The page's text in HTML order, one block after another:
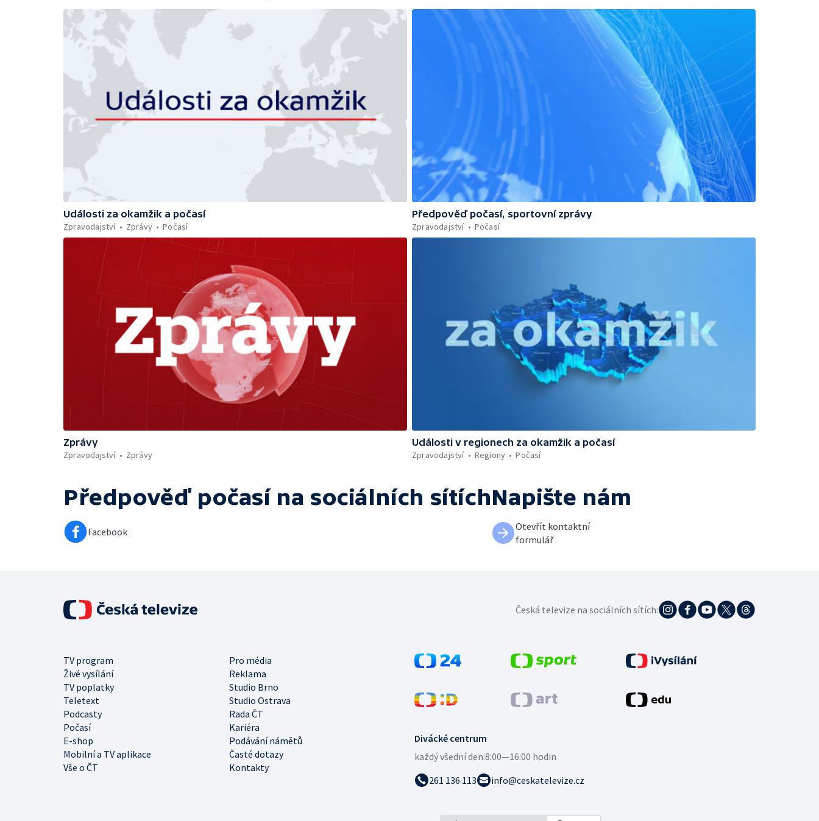
Události za okamžik a počasí
Zpravodajství
Zprávy Počasí
Předpověď počasí, sportovní zprávy
Zpravodajství
Počasí
Zprávy
Zpravodajství
Zprávy
Události v regionech za okamžik a počasí
Zpravodajství
Regiony Počasí
Předpověď počasí na sociálních sítích
Facebook
Napište nám
Otevřít kontaktní
formulář
Divácké centrum
každý všední den:8:00—16:00 hodin
261 136 113
info@ceskatelevize.cz
TV program
Pro média
Živé vysílání
Reklama
TV poplatky
Studio Brno
Teletext
Studio Ostrava
Podcasty
Rada ČT
Počasí
Kariéra
E-shop
Podávání námětů
Mobilní a TV aplikace
Časté dotazy
Vše o ČT
Kontakty
Česká televize na sociálních sítích: